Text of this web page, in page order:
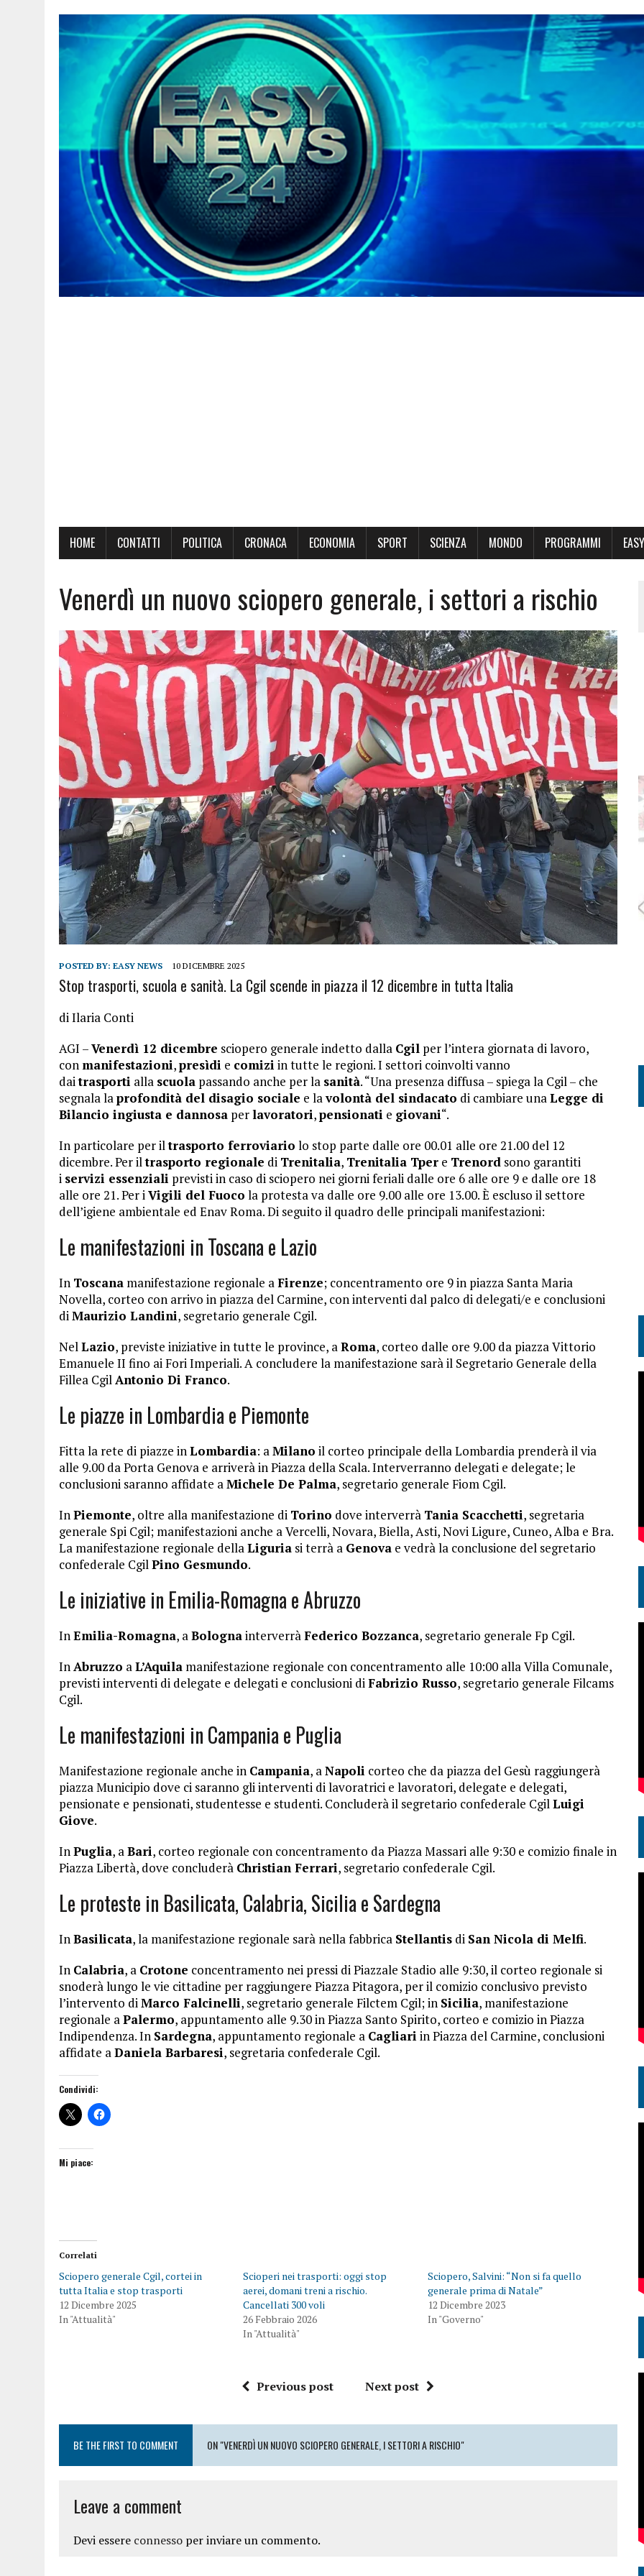
HOME CONTATTI POLITICA CRONACA ECONOMIA SPORT SCIENZA MONDO PROGRAMMI
Venerdì un nuovo sciopero generale, i settori a rischio
POSTED BY: EASY NEWS 10 DICEMBRE 2025
Stop trasporti, scuola e sanità. La Cgil scende in piazza il 12 dicembre in tutta Italia
di Ilaria Conti
AGI –Venerdì 12 dicembre sciopero generale indetto dalla Cgil per l’intera giornata di lavoro,
con manifestazioni,presìdi e comizi in tutte le regioni. I settori coinvolti vanno
daitrasporti alla scuola passando anche per la sanità. “Una presenza diffusa – spiega la Cgil – che
segnala laprofondità del disagio sociale e lavolontà del sindacato di cambiare unaLegge di
Bilancio ingiusta e dannosa perlavoratori,pensionati e giovani“.
In particolare per iltrasporto ferroviario lo stop parte dalle ore 00.01 alle ore 21.00 del 12
dicembre. Per iltrasporto regionale di Trenitalia, Trenitalia Tper e Trenord sono garantiti
i servizi essenziali previsti in caso di sciopero nei giorni feriali dalle ore 6 alle ore 9 e dalle ore 18
alle ore 21. Per iVigili del Fuoco la protesta va dalle ore 9.00 alle ore 13.00. È escluso il settore
dell’igiene ambientale ed Enav Roma. Di seguito il quadro delle principali manifestazioni:
Le manifestazioni in Toscana e Lazio
In Toscana manifestazione regionale aFirenze; concentramento ore 9 in piazza Santa Maria
Novella, corteo con arrivo in piazza del Carmine, con interventi dal palco di delegati/e e conclusioni
diMaurizio Landini, segretario generale Cgil.
NelLazio, previste iniziative in tutte le province, aRoma, corteo dalle ore 9.00 da piazza Vittorio
Emanuele II fino ai Fori Imperiali. A concludere la manifestazione sarà il Segretario Generale della
Fillea CgilAntonio Di Franco.
Le piazze in Lombardia e Piemonte
Fitta la rete di piazze inLombardia: aMilano il corteo principale della Lombardia prenderà il via
alle 9.00 da Porta Genova e arriverà in Piazza della Scala. Interverranno delegati e delegate; le
conclusioni saranno affidate aMichele De Palma, segretario generale Fiom Cgil.
InPiemonte, oltre alla manifestazione di Torino dove interverrà Tania Scacchetti, segretaria
generale Spi Cgil; manifestazioni anche a Vercelli, Novara, Biella, Asti, Novi Ligure, Cuneo, Alba e Bra.
La manifestazione regionale dellaLiguria si terrà a Genova e vedrà la conclusione del segretario
confederale CgilPino Gesmundo.
Le iniziative in Emilia-Romagna e Abruzzo
InEmilia-Romagna, aBolognainterverràFederico Bozzanca, segretario generale Fp Cgil.
InAbruzzo aL’Aquila manifestazione regionale con concentramento alle 10:00 alla Villa Comunale,
previsti interventi di delegate e delegati e conclusioni diFabrizio Russo, segretario generale Filcams
Cgil.
Le manifestazioni in Campania e Puglia
Manifestazione regionale anche in Campania, aNapoli corteo che da piazza del Gesù raggiungerà
piazza Municipio dove ci saranno gli interventi di lavoratrici e lavoratori, delegate e delegati,
pensionate e pensionati, studentesse e studenti. Concluderà il segretario confederale CgilLuigi
Giove.
InPuglia, aBari, corteo regionale con concentramento da Piazza Massari alle 9:30 e comizio finale in
Piazza Libertà, dove concluderà Christian Ferrari, segretario confederale Cgil.
Le proteste in Basilicata, Calabria, Sicilia e Sardegna
InBasilicata, la manifestazione regionale sarà nella fabbrica Stellantis di San Nicola di Melfi.
In Calabria, a Crotone concentramento nei pressi di Piazzale Stadio alle 9:30, il corteo regionale si
snoderà lungo le vie cittadine per raggiungere Piazza Pitagora, per il comizio conclusivo previsto
l’intervento diMarco Falcinelli, segretario generale Filctem Cgil; in Sicilia, manifestazione
regionale aPalermo, appuntamento alle 9.30 in Piazza Santo Spirito, corteo e comizio in Piazza
Indipendenza. In Sardegna, appuntamento regionale a Cagliari in Piazza del Carmine, conclusioni
affidate aDaniela Barbaresi, segretaria confederale Cgil.
Condividi:
Mi piace:
Correlati
Sciopero generale Cgil, cortei in
tutta Italia e stop trasporti
12 Dicembre 2025
In "Attualità"
Scioperi nei trasporti: oggi stop
aerei, domani treni a rischio.
Cancellati 300 voli
26 Febbraio 2026
In "Attualità"
Sciopero, Salvini: “Non si fa quello
generale prima di Natale”
12 Dicembre 2023
In "Governo"
Previous post Next post
BE THE FIRST TO COMMENT ON "VENERDÌ UN NUOVO SCIOPERO GENERALE, I SETTORI A RISCHIO"
Leave a comment
Devi essere connesso per inviare un commento.